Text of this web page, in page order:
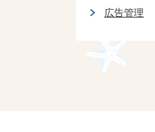
広告管理